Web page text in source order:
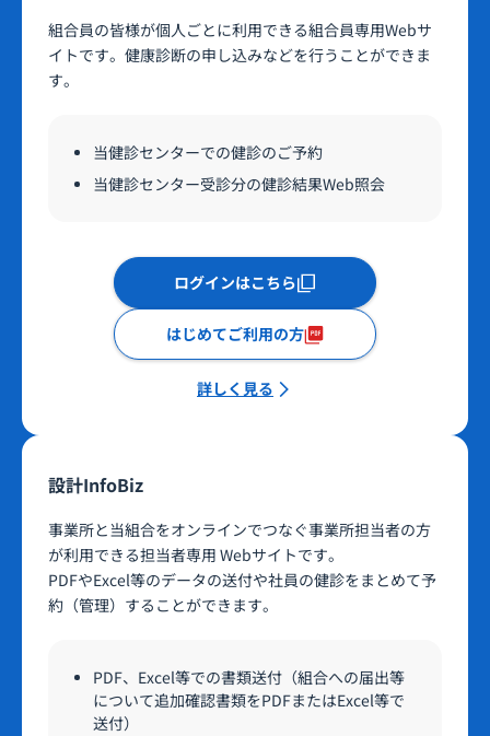
組合員の皆様が個人ごとに利用できる組合員専用Webサ
イトです。健康診断の申し込みなどを行うことができま
す。
当健診センターでの健診のご予約
当健診センター受診分の健診結果Web照会
ログインはこちら
はじめてご利用の方
詳しく見る
設計InfoBiz
事業所と当組合をオンラインでつなぐ事業所担当者の方
が利用できる担当者専用 Webサイトです。
PDFやExcel等のデータの送付や社員の健診をまとめて予
約（管理）することができます。
PDF、Excel等での書類送付（組合への届出等
について追加確認書類をPDFまたはExcel等で
送付）